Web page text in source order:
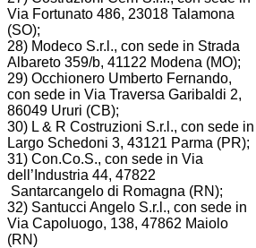
Via Fortunato 486, 23018 Talamona
(SO);
28) Modeco S.r.l., con sede in Strada
Albareto 359/b, 41122 Modena (MO);
29) Occhionero Umberto Fernando,
con sede in Via Traversa Garibaldi 2,
86049 Ururi (CB);
30) L & R Costruzioni S.r.l., con sede in
Largo Schedoni 3, 43121 Parma (PR);
31) Con.Co.S., con sede in Via
dell’Industria 44, 47822
Santarcangelo di Romagna (RN);
32) Santucci Angelo S.r.l., con sede in
Via Capoluogo, 138, 47862 Maiolo
(RN)